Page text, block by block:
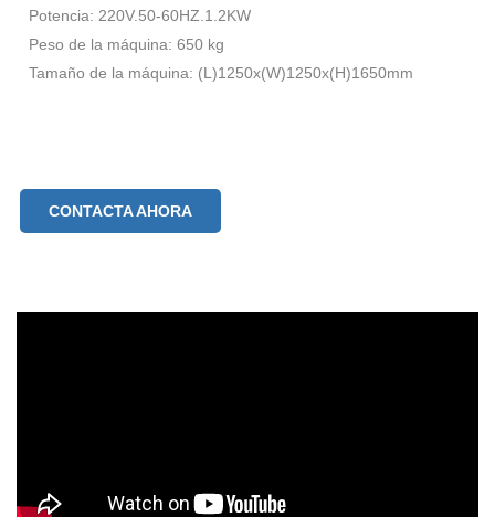
Potencia: 220V.50-60HZ.1.2KW
Peso de la máquina: 650 kg
Tamaño de la máquina: (L)1250x(W)1250x(H)1650mm
CONTACTA AHORA